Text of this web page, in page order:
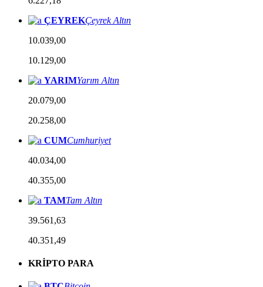
ÇEYREKÇeyrek Altın
10.039,00
10.129,00
YARIMYarım Altın
20.079,00
20.258,00
CUMCumhuriyet
40.034,00
40.355,00
TAMTam Altın
39.561,63
40.351,49
KRİPTO PARA